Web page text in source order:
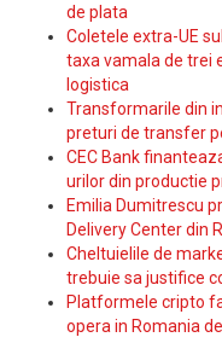
de plata
Coletele extra-UE
taxa vamala de trei
logistica
Transformarile din
preturi de transfer
CEC Bank
urilor din productie
Emilia Dumitrescu
Delivery Center din
Cheltuielile de
trebuie sa justifice
Platformele cripto
opera in Romania